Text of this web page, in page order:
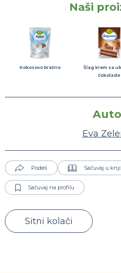
Naši
Kokosovo brašno
Šlag krem sa
čokolade
Eva
Podeli Sačuvaj u
Sačuvaj na profilu
Sitni kolači